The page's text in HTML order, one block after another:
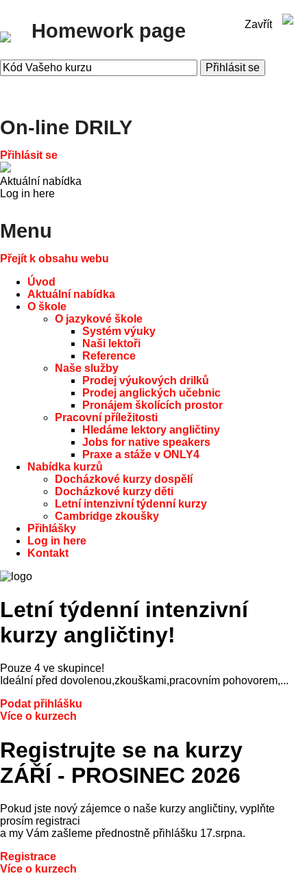
Homework page Zavřít
On-line DRILY
Přihlásit se
Aktuální nabídka
Log in here
Menu
Přejít k obsahu webu
Úvod
Aktuální nabídka
O škole
O jazykové škole
Systém výuky
Naši lektoři
Reference
Naše služby
Prodej výukových drilků
Prodej anglických učebnic
Pronájem školících prostor
Pracovní příležitosti
Hledáme lektory angličtiny
Jobs for native speakers
Praxe a stáže v ONLY4
Nabídka kurzů
Docházkové kurzy dospělí
Docházkové kurzy děti
Letní intenzivní týdenní kurzy
Cambridge zkoušky
Přihlášky
Log in here
Kontakt
Letní týdenní intenzivní
kurzy angličtiny!
Pouze 4 ve skupince!
Ideální před dovolenou,zkouškami,pracovním pohovorem,...
Podat přihlášku
Více o kurzech
Registrujte se na kurzy
ZÁŘÍ - PROSINEC 2026
Pokud jste nový zájemce o naše kurzy angličtiny, vyplňte
prosím registraci
a my Vám zašleme přednostně přihlášku 17.srpna.
Registrace
Více o kurzech